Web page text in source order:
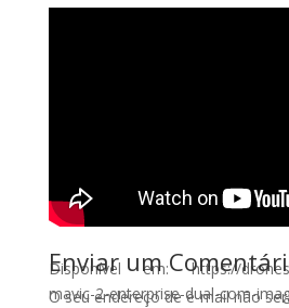
Disponível em: https://
mavic-2-enterprise-dual-com-
Enviar um
O seu endereço de e-mail não